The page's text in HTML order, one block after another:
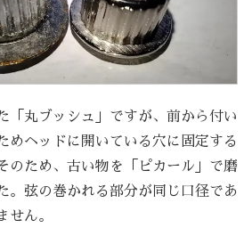
「丸ブッシュ」ですが、前から付い
めヘッドに開いている穴に固定する
のため、古い物を「ピカール」で磨
。弦の巻かれる部分が同じ口径であ
せん。